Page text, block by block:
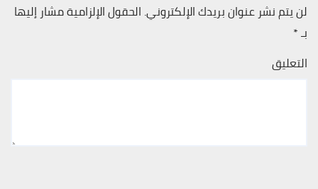
لن يتم نشر عنوان بريدك الإلكتروني. الحقول الإلزامية مشار إليها
بـ*
التعليق